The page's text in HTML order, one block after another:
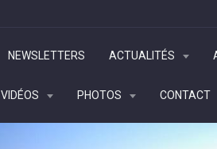
NEWSLETTERS ACTUALITÉS
VIDÉOS PHOTOS CONTACT